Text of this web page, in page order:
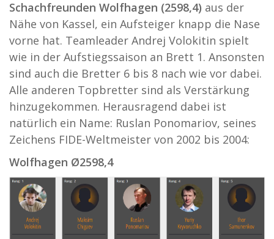
Schachfreunden Wolfhagen (2598,4) aus der
Nähe von Kassel, ein Aufsteiger knapp die Nase
vorne hat. Teamleader Andrej Volokitin spielt
wie in der Aufstiegssaison an Brett 1. Ansonsten
sind auch die Bretter 6 bis 8 nach wie vor dabei.
Alle anderen Topbretter sind als Verstärkung
hinzugekommen. Herausragend dabei ist
natürlich ein Name: Ruslan Ponomariov, seines
Zeichens FIDE-Weltmeister von 2002 bis 2004:
Wolfhagen Ø2598,4